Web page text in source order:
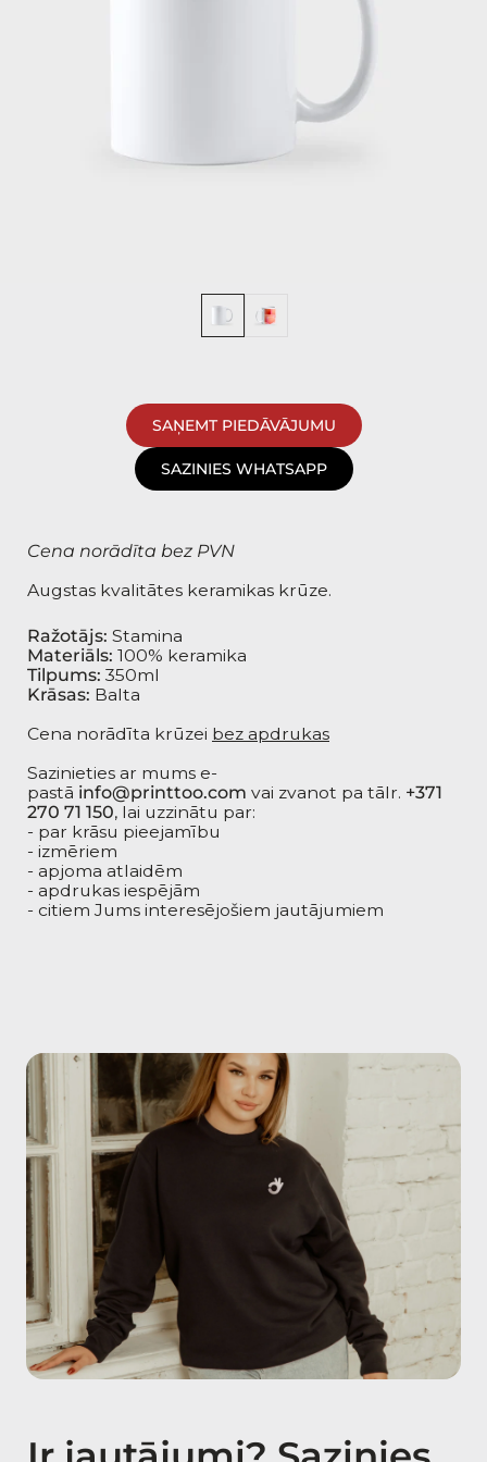
SAŅEMT PIEDĀVĀJUMU
SAZINIES WHATSAPP
Cena norādīta bez PVN
Augstas kvalitātes keramikas krūze.
Ražotājs: Stamina
Materiāls: 100% keramika
Tilpums: 350ml
Krāsas: Balta
Cena norādīta krūzei bez apdrukas
Sazinieties ar mums e-
pastā info@printtoo.com vai zvanot pa tālr. +371
270 71 150, lai uzzinātu par:
- par krāsu pieejamību
- izmēriem
- apjoma atlaidēm
- apdrukas iespējām
- citiem Jums interesējošiem jautājumiem